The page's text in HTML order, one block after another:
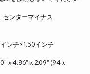
センターマイナス
ンチ×1.50インチ
x 4.86" x 2.09" (94 x